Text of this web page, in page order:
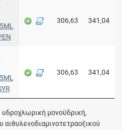
306,63 341,04
306,63 341,04
υδροχλωρική μονοϋδρική,
αιθυλενοδιαμινοτετραοξικού